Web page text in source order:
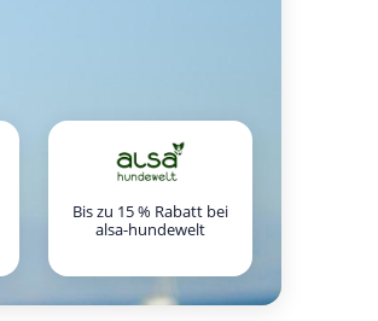
Bis zu 15 % Rabatt bei
alsa-hundewelt